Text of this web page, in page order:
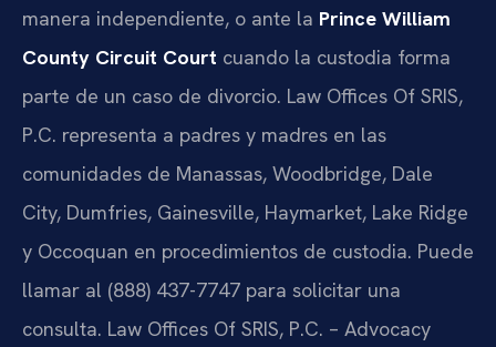
manera independiente, o ante la Prince William
County Circuit Court cuando la custodia forma
parte de un caso de divorcio. Law Offices Of SRIS,
P.C. representa a padres y madres en las
comunidades de Manassas, Woodbridge, Dale
City, Dumfries, Gainesville, Haymarket, Lake Ridge
y Occoquan en procedimientos de custodia. Puede
llamar al (888) 437-7747 para solicitar una
consulta. Law Offices Of SRIS, P.C. – Advocacy